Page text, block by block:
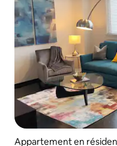
Appartement en